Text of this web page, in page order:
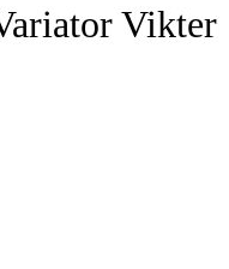
Vikter